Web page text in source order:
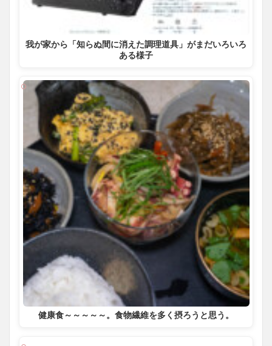
我が家から「知らぬ間に消えた調理道具」がまだいろいろ
ある様子
健康食～～～～～。食物繊維を多く摂ろうと思う。